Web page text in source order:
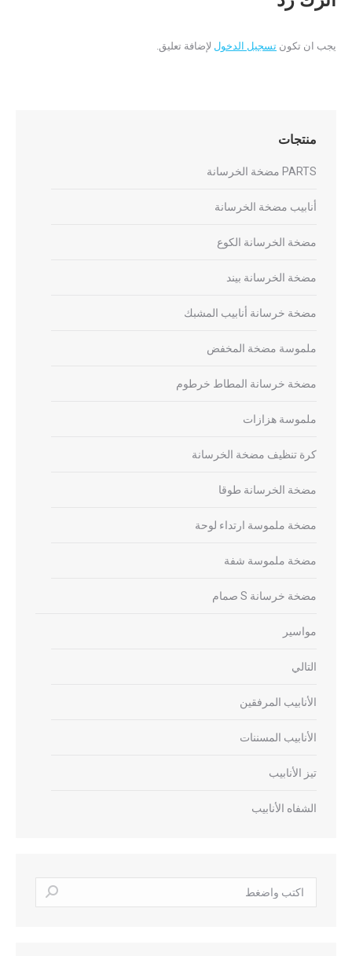
يجب ان تكون تسجيل الدخول لإضافة تعليق.
منتجات
PARTS مضخة الخرسانة
أنابيب مضخة الخرسانة
مضخة الخرسانة الكوع
مضخة الخرسانة بيند
مضخة خرسانة أنابيب المشبك
ملموسة مضخة المخفض
مضخة خرسانة المطاط خرطوم
ملموسة هزازات
كرة تنظيف مضخة الخرسانة
مضخة الخرسانة طوقا
مضخة ملموسة ارتداء لوحة
مضخة ملموسة شفة
مضخة خرسانة S صمام
مواسير
التالي
الأنابيب المرفقين
الأنابيب المسننات
تيز الأنابيب
الشفاه الأنابيب
بحث: